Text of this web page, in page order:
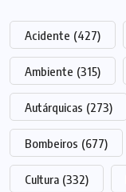
Acidente (427)
Ambiente (315)
Autárquicas (273)
Bombeiros (677)
Cultura (332)